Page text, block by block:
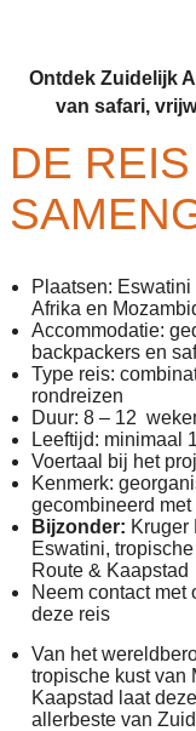
Ontdek Zuidelijk
van safari,
DE
Plaatsen:
Afrika en
Accommodatie:
backpackers en
Type reis:
rondreizen
Duur: 8 – 12
Leeftijd: minimaal
Voertaal bij het
Kenmerk:
gecombineerd
Bijzonder: Kruger
Eswatini,
Route & Kaapstad
Neem contact
deze reis
Van het
tropische kust van
Kaapstad laat
allerbeste van